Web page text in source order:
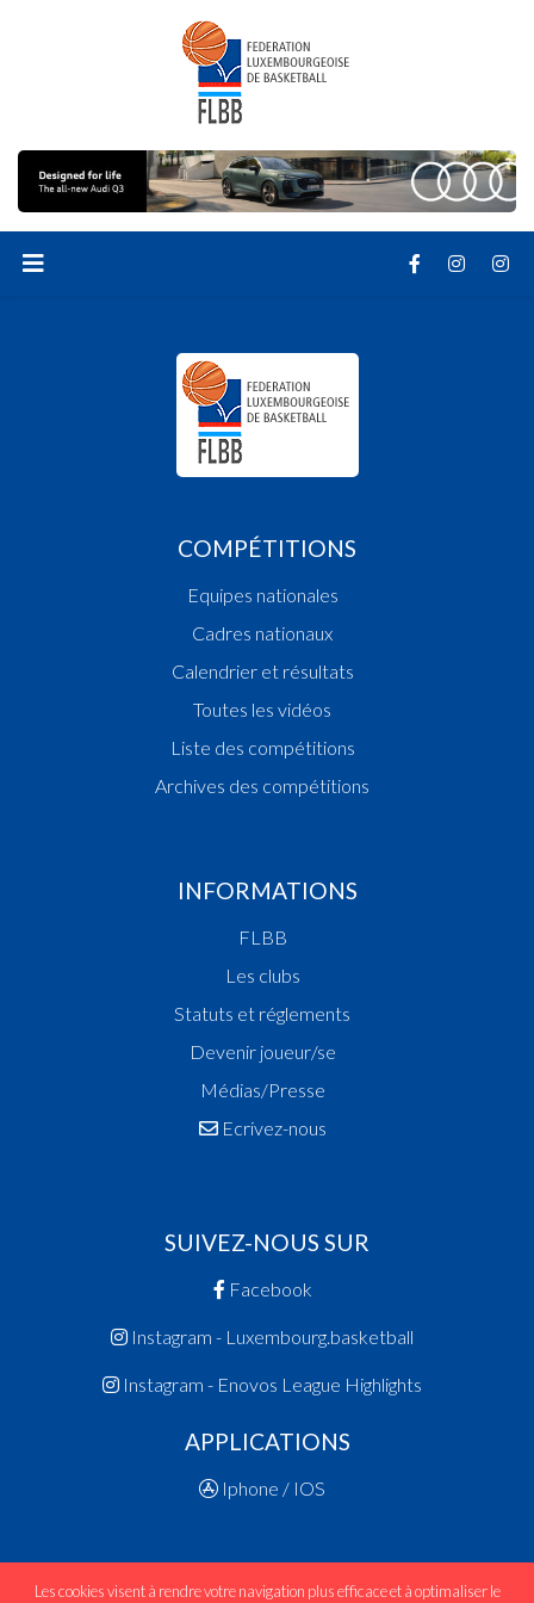
COMPÉTITIONS
Equipes nationales
Cadres nationaux
Calendrier et résultats
Toutes les vidéos
Liste des compétitions
Archives des compétitions
INFORMATIONS
FLBB
Les clubs
Statuts et réglements
Devenir joueur/se
Médias/Presse
Ecrivez-nous
SUIVEZ-NOUS SUR
Facebook
Instagram - Luxembourg.basketball
Instagram - Enovos League Highlights
APPLICATIONS
Iphone / IOS
Les cookies visent à rendre votre navigation plus efficace et à optimaliser le